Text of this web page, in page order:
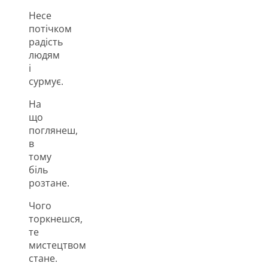
Несе
потічком
радість
людям
і
сурмує.
На
що
поглянеш,
в
тому
біль
розтане.
Чого
торкнешся,
те
мистецтвом
стане.